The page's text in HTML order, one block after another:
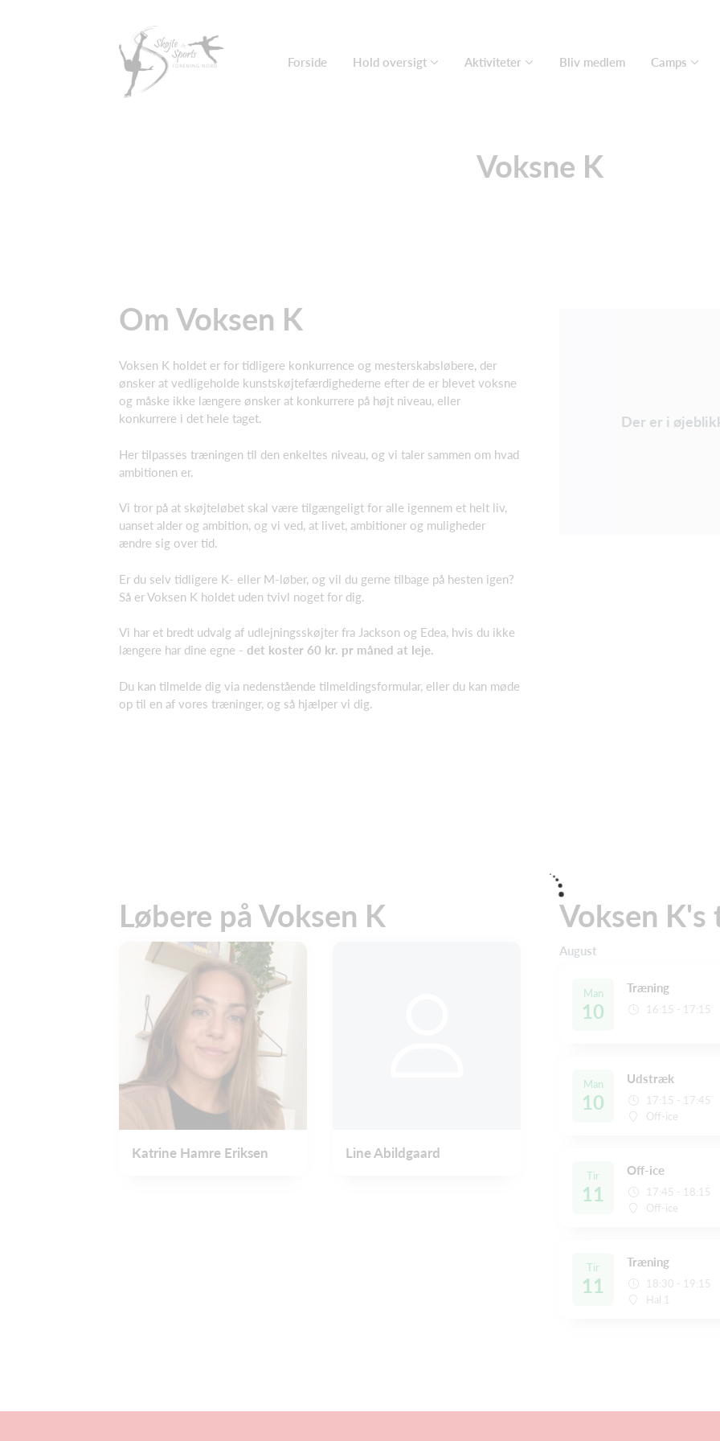
Forside Hold oversigt Aktiviteter Bliv medlem Camps
Voksne K
Om Voksen K
Voksen K holdet er for tidligere konkurrence og mesterskabsløbere, der
ønsker at vedligeholde kunstskøjtefærdighederne efter de er blevet voksne
og måske ikke længere ønsker at konkurrere på højt niveau, eller
konkurrere i det hele taget.
Her tilpasses træningen til den enkeltes niveau, og vi taler sammen om hvad
ambitionen er.
Vi tror på at skøjteløbet skal være tilgængeligt for alle igennem et helt liv,
uanset alder og ambition, og vi ved, at livet, ambitioner og muligheder
ændre sig over tid.
Er du selv tidligere K- eller M-løber, og vil du gerne tilbage på hesten igen?
Så er Voksen K holdet uden tvivl noget for dig.
Vi har et bredt udvalg af udlejningsskøjter fra Jackson og Edea, hvis du ikke
længere har dine egne - det koster 60 kr. pr måned at leje.
Du kan tilmelde dig via nedenstående tilmeldingsformular, eller du kan møde
op til en af vores træninger, og så hjælper vi dig.
Der er i
Løbere på Voksen K
Katrine Hamre Eriksen Line Abildgaard
Voksen
August
Man
10
Træning
16:15 - 17:15
Man
10
Udstræk
17:15 - 17:45
Off-ice
Tir
11
Off-ice
17:45 - 18:15
Off-ice
Tir
11
Træning
18:30 - 19:15
Hal 1